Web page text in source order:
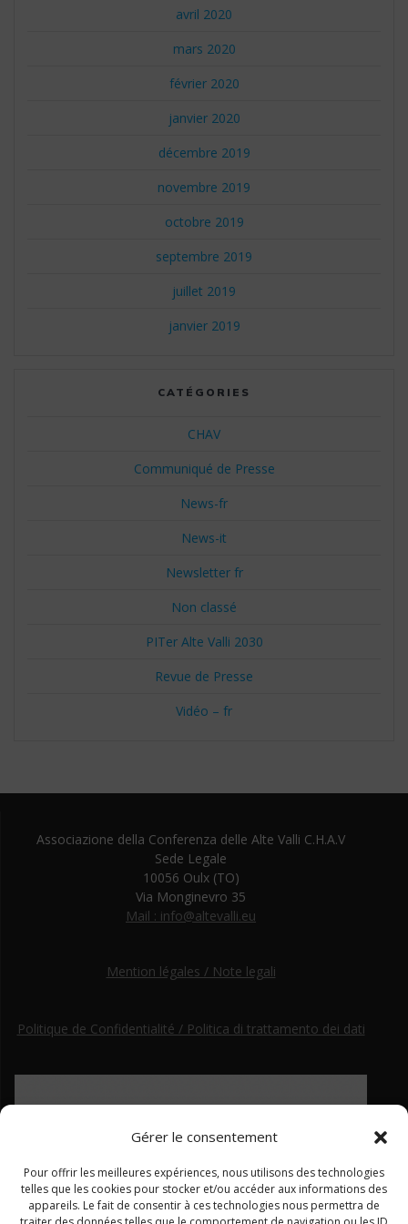
Gérer le consentement
Pour offrir les meilleures expériences, nous utilisons des technologies
telles que les cookies pour stocker et/ou accéder aux informations des
appareils. Le fait de consentir à ces technologies nous permettra de
avril 2020
mars 2020
février 2020
janvier 2020
décembre 2019
novembre 2019
octobre 2019
septembre 2019
juillet 2019
janvier 2019
CATÉGORIES
CHAV
Communiqué de Presse
News-fr
News-it
Newsletter fr
Non classé
PITer Alte Valli 2030
Revue de Presse
Vidéo – fr
Associazione della Conferenza delle Alte Valli C.H.A.V
Sede Legale
10056 Oulx (TO)
Via Monginevro 35
Mail : info@altevalli.eu
Mention légales / Note legali
Politique de Confidentialité / Politica di trattamento dei dati